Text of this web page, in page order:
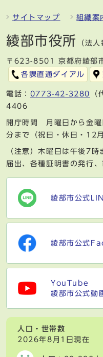
サイトマップ 組織案
綾部市役所 （法
〒623-8501 京都府綾部
各課直通ダイアル
電話： 0773-42-3280
4406
開庁時間 月曜日から金
分まで（祝日・休日・12
（注意）木曜日は午後7
届出、各種証明書の発行
綾部市公式
綾部市公式
YouTube
綾部市公式動
人口・世帯数
2026年8月1日現在